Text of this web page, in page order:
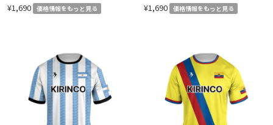
¥1,690
価格情報をもっと見る
¥1,690
価格情報をもっと見る